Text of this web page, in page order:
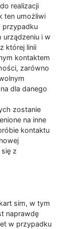
realizacji
ten umożliwi
przypadku
i w
której linii
kontaktem
zarówno
dla danego
zostanie
na inne
kontaktu
z
sim, w tym
naprawdę
w przypadku